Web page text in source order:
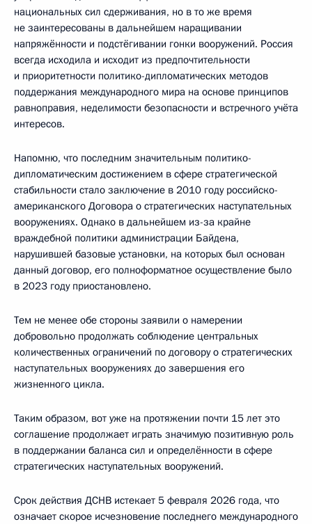
национальных сил сдерживания, но в то же время
не заинтересованы в дальнейшем наращивании
напряжённости и подстёгивании гонки вооружений. Россия
всегда исходила и исходит из предпочтительности
и приоритетности политико-дипломатических методов
поддержания международного мира на основе принципов
равноправия, неделимости безопасности и встречного учёта
интересов.
Напомню, что последним значительным политико-
дипломатическим достижением в сфере стратегической
стабильности стало заключение в 2010 году российско-
американского Договора о стратегических наступательных
вооружениях. Однако в дальнейшем из-за крайне
враждебной политики администрации Байдена,
нарушившей базовые установки, на которых был основан
данный договор, его полноформатное осуществление было
в 2023 году приостановлено.
Тем не менее обе стороны заявили о намерении
добровольно продолжать соблюдение центральных
количественных ограничений по договору о стратегических
наступательных вооружениях до завершения его
жизненного цикла.
Таким образом, вот уже на протяжении почти 15 лет это
соглашение продолжает играть значимую позитивную роль
в поддержании баланса сил и определённости в сфере
стратегических наступательных вооружений.
Срок действия ДСНВ истекает 5 февраля 2026 года, что
означает скорое исчезновение последнего международного